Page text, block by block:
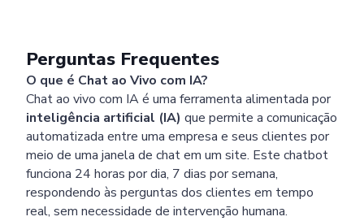
Perguntas Frequentes
O que é Chat ao Vivo com IA?
Chat ao vivo com IA é uma ferramenta alimentada por
inteligência artificial (IA) que permite a comunicação
automatizada entre uma empresa e seus clientes por
meio de uma janela de chat em um site. Este chatbot
funciona 24 horas por dia, 7 dias por semana,
respondendo às perguntas dos clientes em tempo
real, sem necessidade de intervenção humana.